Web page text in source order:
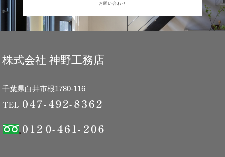
お問い合わせ
株式会社 神野工務店
千葉県白井市根1780-116